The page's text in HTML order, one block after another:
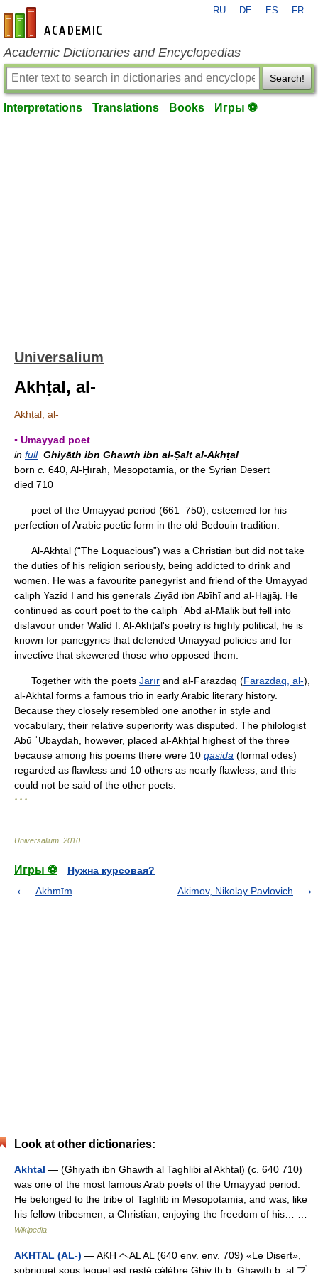
en-academic.com
RU DE ES FR
Academic Dictionaries and Encyclopedias
Search!
Interpretations Translations Books Игры ⚽
Universalium
Akhṭal, al-
Akhṭal, al-
▪ Umayyad poet
in full Ghiyāth ibn Ghawth ibn al-Ṣalt al-Akhṭal
born c. 640, Al-Ḥīrah, Mesopotamia, or the Syrian Desert
died 710
poet of the Umayyad period (661–750), esteemed for his
perfection of Arabic poetic form in the old Bedouin tradition.
Al-Akhṭal (“The Loquacious”) was a Christian but did not take
the duties of his religion seriously, being addicted to drink and
women. He was a favourite panegyrist and friend of the Umayyad
caliph Yazīd I and his generals Ziyād ibn Abīhī and al-Ḥajjāj. He
continued as court poet to the caliph ʿAbd al-Malik but fell into
disfavour under Walīd I. Al-Akhṭal's poetry is highly political; he is
known for panegyrics that defended Umayyad policies and for
invective that skewered those who opposed them.
Together with the poets Jarīr and al-Farazdaq (Farazdaq, al-),
al-Akhṭal forms a famous trio in early Arabic literary history.
Because they closely resembled one another in style and
vocabulary, their relative superiority was disputed. The philologist
Abū ʿUbaydah, however, placed al-Akhṭal highest of the three
because among his poems there were 10 qasida (formal odes)
regarded as flawless and 10 others as nearly flawless, and this
could not be said of the other poets.
* * *
Universalium 2010
Игры ⚽
Нужна курсовая?
Akhmīm
Akimov, Nikolay Pavlovich
Look at other dictionaries:
Akhtal — (Ghiyath ibn Ghawth al Taghlibi al Akhtal) (c. 640 710)
was one of the most famous Arab poets of the Umayyad period.
He belonged to the tribe of Taghlib in Mesopotamia, and was, like
his fellow tribesmen, a Christian, enjoying the freedom of his… …
Wikipedia
AKHTAL (AL-) — AKH ヘAL AL (640 env. env. 709) «Le Disert»,
sobriquet sous lequel est resté célèbre Ghiy th b. Ghawth b. al プ